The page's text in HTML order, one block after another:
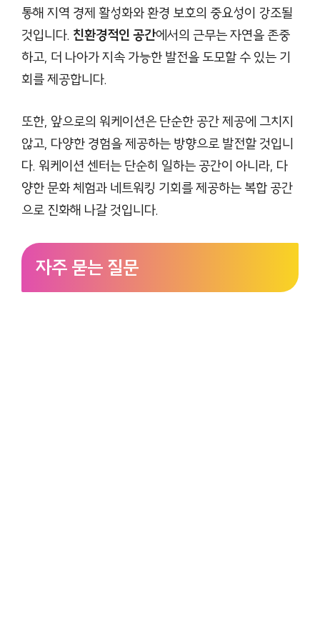
통해 지역 경제 활성화와 환경 보호의 중요성이 강조될
것입니다. 친환경적인 공간에서의 근무는 자연을 존중
하고, 더 나아가 지속 가능한 발전을 도모할 수 있는 기
회를 제공합니다.
또한, 앞으로의 워케이션은 단순한 공간 제공에 그치지
않고, 다양한 경험을 제공하는 방향으로 발전할 것입니
다. 워케이션 센터는 단순히 일하는 공간이 아니라, 다
양한 문화 체험과 네트워킹 기회를 제공하는 복합 공간
으로 진화해 나갈 것입니다.
자주 묻는 질문